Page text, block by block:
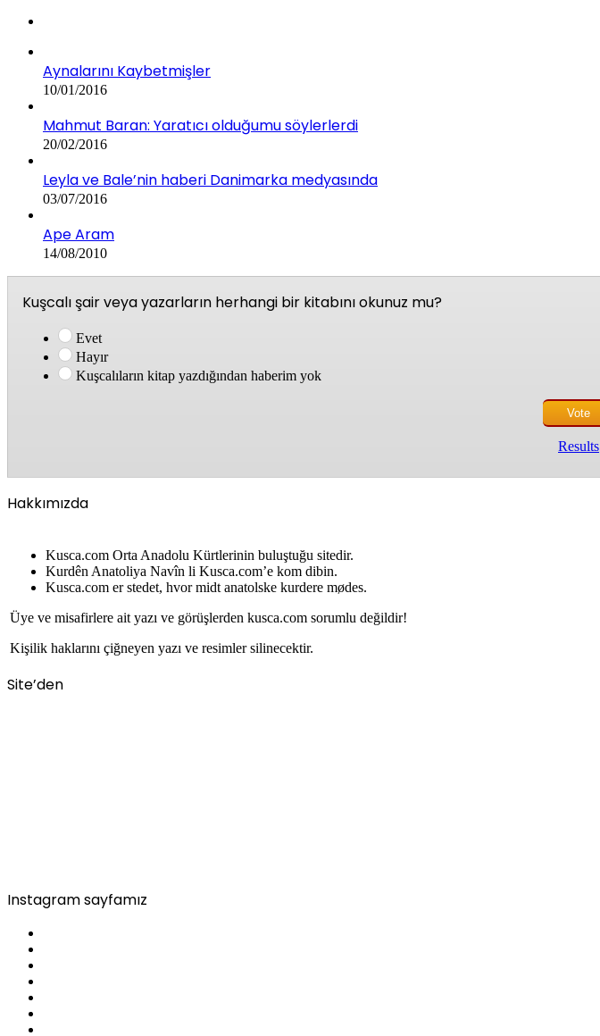
Aynalarını Kaybetmişler
10/01/2016
Mahmut Baran: Yaratıcı olduğumu söylerlerdi
20/02/2016
Leyla ve Bale’nin haberi Danimarka medyasında
03/07/2016
Ape Aram
14/08/2010
Kuşcalı şair veya yazarların herhangi bir kitabını okunuz mu?
Evet
Hayır
Kuşcalıların kitap yazdığından haberim yok
Results
Hakkımızda
Kusca.com Orta Anadolu Kürtlerinin buluştuğu sitedir.
Kurdên Anatoliya Navîn li Kusca.com’e kom dibin.
Kusca.com er stedet, hvor midt anatolske kurdere mødes.
Üye ve misafirlere ait yazı ve görüşlerden kusca.com sorumlu değildir!
Kişilik haklarını çiğneyen yazı ve resimler silinecektir.
Site’den
Instagram sayfamız